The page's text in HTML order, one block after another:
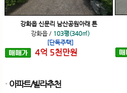
강화읍 신문리 남산공원아래 튼
강화읍/ 103평(340㎡)
[단독주택]
4억 5천만원
아파트/빌라추천